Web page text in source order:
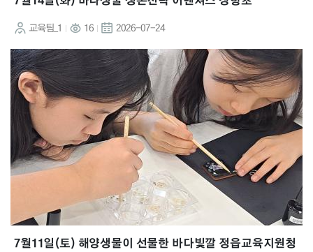
교육팀_1 16 2026-07-24
7월11일(토) 해양생물이 선물한 바다빛깔 정읍교육지원청